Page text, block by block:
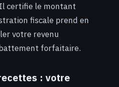
certifie le montant
fiscale prend en
votre revenu
forfaitaire.
: votre